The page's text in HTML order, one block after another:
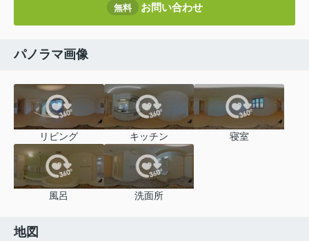
無料 お問い合わせ
パノラマ画像
リビング キッチン 寝室
風呂 洗面所
地図